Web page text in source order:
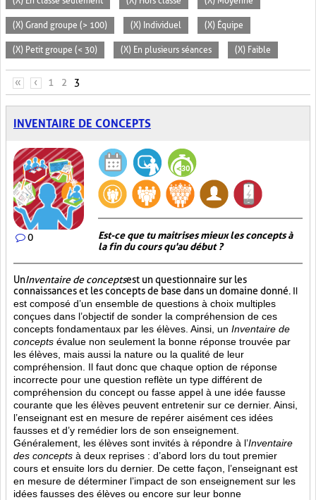
(X) Grand groupe (> 100) (X) Individuel (X) Équipe
(X) Petit groupe (< 30) (X) En plusieurs séances (X) Faible
PAGES
« ‹ 1 2 3
INVENTAIRE DE CONCEPTS
0
Est-ce que tu maitrises mieux les concepts à
la fin du cours qu'au début ?
UnInventaire de conceptsest un questionnaire sur les
connaissances et les concepts de base dans un domaine donné. Il
est composé d’un ensemble de questions à choix multiples
conçues dans l’objectif de sonder la compréhension de ces
concepts fondamentaux par les élèves. Ainsi, un Inventaire de
concepts évalue non seulement la bonne réponse trouvée par
les élèves, mais aussi la nature ou la qualité de leur
compréhension. Il faut donc que chaque option de réponse
incorrecte pour une question reflète un type différent de
compréhension du concept ou fasse appel à une idée fausse
courante que les élèves peuvent entretenir sur ce dernier. Ainsi,
l’enseignant est en mesure de repérer aisément ces idées
fausses et d’y remédier lors de son enseignement.
Généralement, les élèves sont invités à répondre à l’Inventaire
des concepts à deux reprises : d’abord lors du tout premier
cours et ensuite lors du dernier. De cette façon, l’enseignant est
en mesure de déterminer l’impact de son enseignement sur les
idées fausses des élèves ou encore sur leur bonne